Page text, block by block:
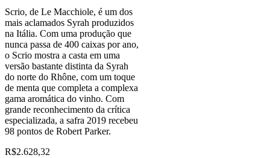
Scrio, de Le Macchiole, é um dos
mais aclamados Syrah produzidos
na Itália. Com uma produção que
nunca passa de 400 caixas por ano,
o Scrio mostra a casta em uma
versão bastante distinta da Syrah
do norte do Rhône, com um toque
de menta que completa a complexa
gama aromática do vinho. Com
grande reconhecimento da crítica
especializada, a safra 2019 recebeu
98 pontos de Robert Parker.
R$2.628,32